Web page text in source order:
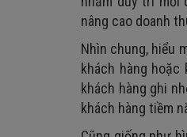
6. Du học /
7. Giáo dục
8. Thiết bị số
9. Fitness, GYM,
nâng cao doanh
Nhìn chung, hiểu
khách hàng
khách hàng ghi
khách hàng tiềm